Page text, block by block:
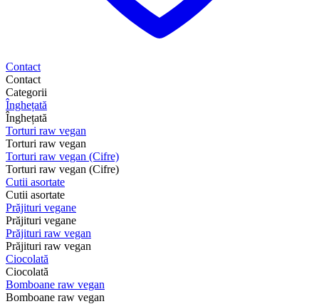
Contact
Contact
Categorii
Înghețată
Înghețată
Torturi raw vegan
Torturi raw vegan
Torturi raw vegan (Cifre)
Torturi raw vegan (Cifre)
Cutii asortate
Cutii asortate
Prăjituri vegane
Prăjituri vegane
Prăjituri raw vegan
Prăjituri raw vegan
Ciocolată
Ciocolată
Bomboane raw vegan
Bomboane raw vegan